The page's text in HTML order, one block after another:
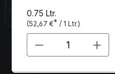
0.75 Ltr.
(52,67 €* / 1 Ltr.)
Produkt